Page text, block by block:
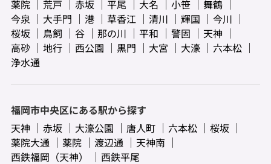
薬院
荒戸 赤坂 平尾 大名 小笹
舞鶴
今泉
大手門 港 草香江 清川 輝国
今川
桜坂
鳥飼 谷 那の川 平和 警固
天神
高砂
地行 西公園 黒門 大宮 大濠
六本松
浄水通
福岡市中央区にある駅から探す
天神
赤坂 大濠公園 唐人町 六本松
桜坂
薬院大通
薬院 渡辺通
天神南
西鉄福岡（天神）
西鉄平尾